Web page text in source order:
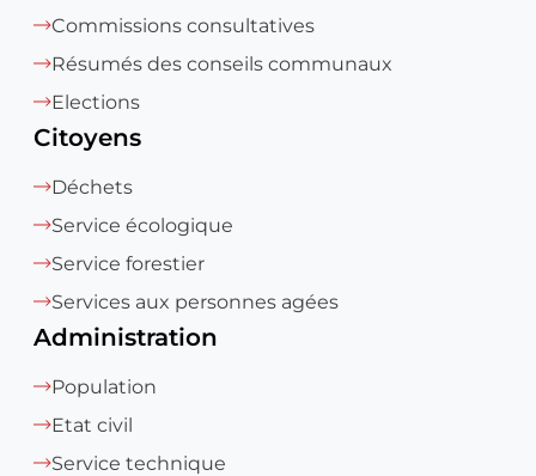
Commissions consultatives
Résumés des conseils communaux
Elections
Citoyens
Déchets
Service écologique
Service forestier
Services aux personnes agées
Administration
Population
Etat civil
Service technique